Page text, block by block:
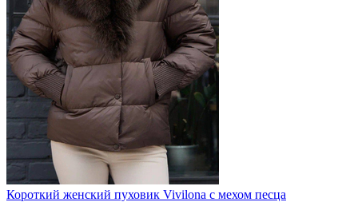
Короткий женский пуховик Vivilona с мехом песца